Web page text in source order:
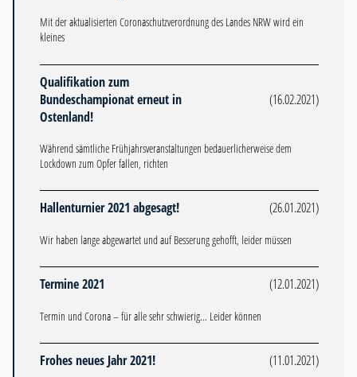
Mit der aktualisierten Coronaschutzverordnung des Landes NRW wird ein
kleines
Qualifikation zum
Bundeschampionat erneut in
Ostenland!
(16.02.2021)
Während sämtliche Frühjahrsveranstaltungen bedauerlicherweise dem
Lockdown zum Opfer fallen, richten
Hallenturnier 2021 abgesagt! (26.01.2021)
Wir haben lange abgewartet und auf Besserung gehofft, leider müssen
Termine 2021 (12.01.2021)
Termin und Corona – für alle sehr schwierig… Leider können
Frohes neues Jahr 2021! (11.01.2021)